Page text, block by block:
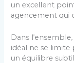
un excellent
agencement qui
Dans
idéal ne se limite
un équilibre